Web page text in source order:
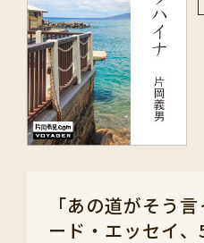
「あの道がそう
ード・エッセイ